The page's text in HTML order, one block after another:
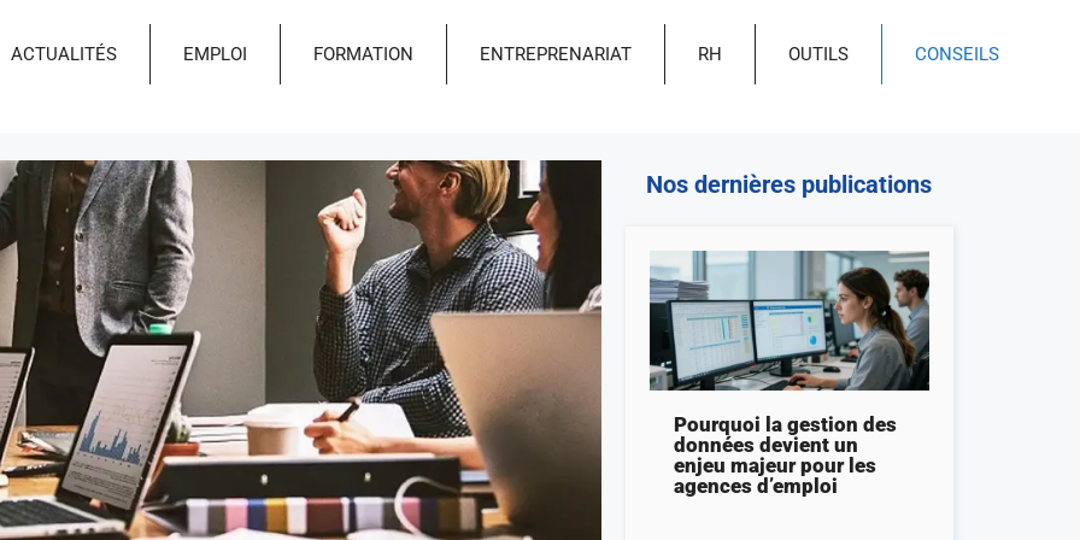
ACTUALITÉS EMPLOI FORMATION ENTREPRENARIAT RH OUTILS CONSEILS
Nos dernières publications
Pourquoi la gestion des
données devient un
enjeu majeur pour les
agences d’emploi